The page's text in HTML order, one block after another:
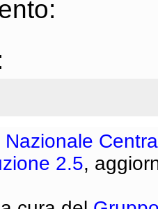
Nazionale
2.5,